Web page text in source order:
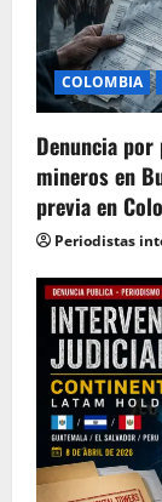
COLOMBIA
Denuncia
mineros en
previa en
Periodistas